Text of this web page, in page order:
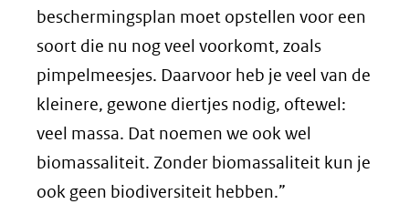
beschermingsplan moet opstellen voor een
soort die nu nog veel voorkomt, zoals
pimpelmeesjes. Daarvoor heb je veel van de
kleinere, gewone diertjes nodig, oftewel:
veel massa. Dat noemen we ook wel
biomassaliteit. Zonder biomassaliteit kun je
ook geen biodiversiteit hebben.”